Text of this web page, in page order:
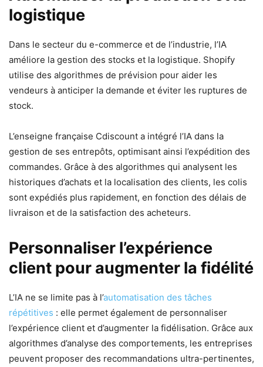
logistique
Dans le secteur du e-commerce et de l’industrie, l’IA
améliore la gestion des stocks et la logistique. Shopify
utilise des algorithmes de prévision pour aider les
vendeurs à anticiper la demande et éviter les ruptures de
stock.
L’enseigne française Cdiscount a intégré l’IA dans la
gestion de ses entrepôts, optimisant ainsi l’expédition des
commandes. Grâce à des algorithmes qui analysent les
historiques d’achats et la localisation des clients, les colis
sont expédiés plus rapidement, en fonction des délais de
livraison et de la satisfaction des acheteurs.
Personnaliser l’expérience
client pour augmenter la fidélité
L’IA ne se limite pas à l’automatisation des tâches
répétitives : elle permet également de personnaliser
l’expérience client et d’augmenter la fidélisation. Grâce aux
algorithmes d’analyse des comportements, les entreprises
peuvent proposer des recommandations ultra-pertinentes,